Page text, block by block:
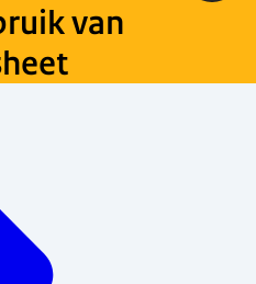
van